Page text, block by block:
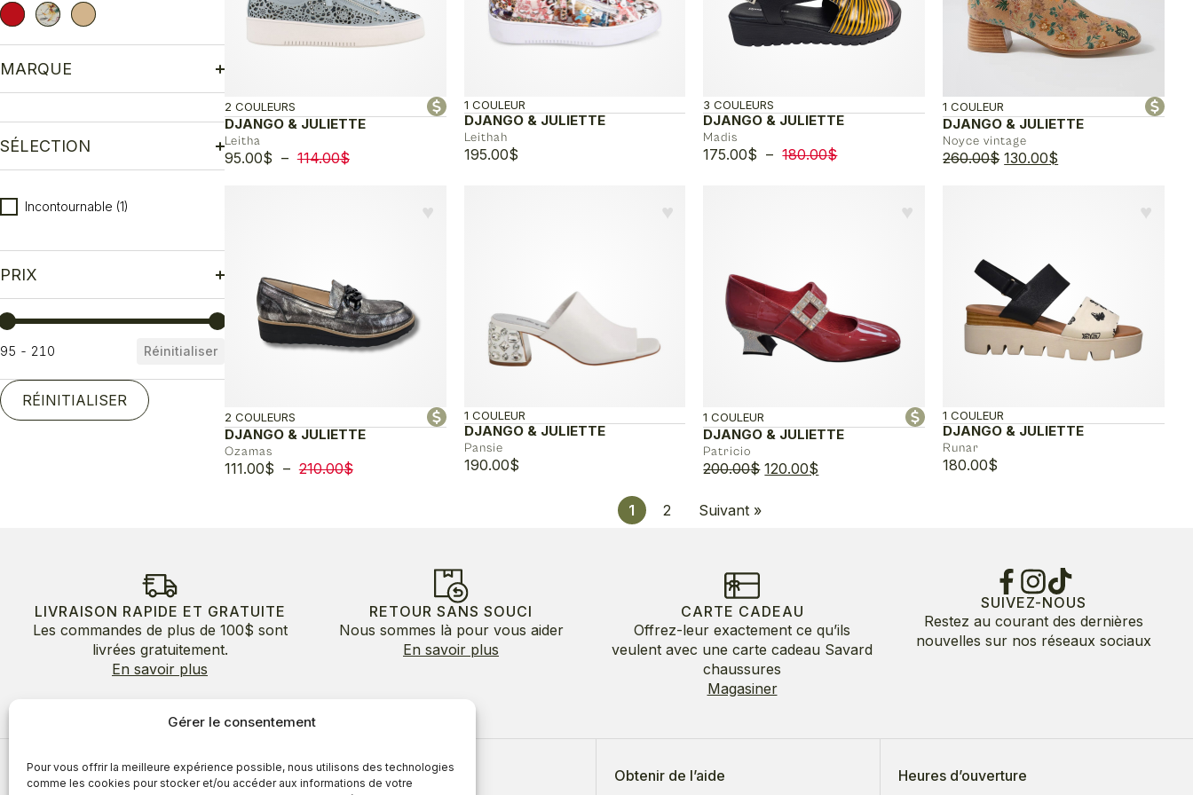
Gérer le consentement
Pour vous offrir la meilleure expérience possible, nous utilisons des technologies
comme les cookies pour stocker et/ou accéder aux informations de votre
MARQUE
SÉLECTION
Sélection
Incontournable (1)
PRIX
Prix
95 - 210 Réinitialiser
RÉINITIALISER
DJANGO & JULIETTE
Leitha
2 COULEURS
95.00$ – 114.00$Plage
DJANGO & JULIETTE
Leithah
1 COULEUR
195.00$
DJANGO & JULIETTE
Madis
3 COULEURS
175.00$ – 180.00$Plage
DJANGO & JULIETTE
Noyce vintage
1 COULEUR
260.00$ Le
130.00$
♥︎
DJANGO & JULIETTE
Ozamas
2 COULEURS
111.00$ – 210.00$Plage
♥︎
DJANGO & JULIETTE
Pansie
1 COULEUR
190.00$
♥︎
DJANGO & JULIETTE
Patricio
1 COULEUR
200.00$ Le
120.00$
♥︎
DJANGO & JULIETTE
Runar
1 COULEUR
180.00$
1 2 Suivant »
LIVRAISON RAPIDE ET GRATUITE
Les commandes de plus de 100$ sont
livrées gratuitement.
En savoir plus
RETOUR SANS SOUCI
Nous sommes là pour vous aider
En savoir plus
CARTE CADEAU
Offrez-leur exactement ce qu’ils
veulent avec une carte cadeau Savard
chaussures
Magasiner
SUIVEZ-NOUS
Restez au courant des dernières
nouvelles sur nos réseaux sociaux
À propos de nous Obtenir de l’aide Heures d’ouverture